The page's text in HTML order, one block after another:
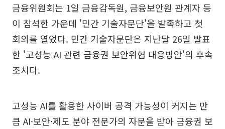
금융위원회는 1일 금융감독원, 금융보안원 관계자 등
이 참석한 가운데 '민간 기술자문단'을 발족하고 첫
회의를 열었다. 민간 기술자문단은 지난달 26일 발표
한 '고성능 AI 관련 금융권 보안위협 대응방안'의 후속
조치다.
고성능 AI를 활용한 사이버 공격 가능성이 커지는 만
큼 AI·보안·제도 분야 전문가의 자문을 받아 금융권 보